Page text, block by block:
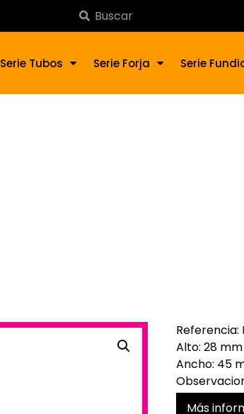
Serie Tubos Serie Forja Serie
Alto: 28 mm
Ancho: 45
Más